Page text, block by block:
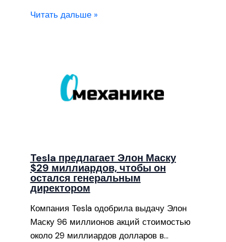
Читать дальше »
Tesla предлагает Элон Маску
$29 миллиардов, чтобы он
остался генеральным
директором
Компания Tesla одобрила выдачу Элон
Маску 96 миллионов акций стоимостью
около 29 миллиардов долларов в…